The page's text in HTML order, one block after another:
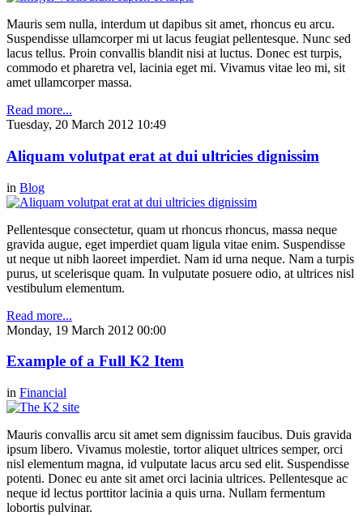
Mauris sem nulla, interdum ut dapibus sit amet, rhoncus eu arcu.
Suspendisse ullamcorper mi ut lacus feugiat pellentesque. Nunc sed
lacus tellus. Proin convallis blandit nisi at luctus. Donec est turpis,
commodo et pharetra vel, lacinia eget mi. Vivamus vitae leo mi, sit
amet ullamcorper massa.
Read more...
Tuesday, 20 March 2012 10:49
Aliquam volutpat erat at dui ultricies dignissim
in Blog
Pellentesque consectetur, quam ut rhoncus rhoncus, massa neque
gravida augue, eget imperdiet quam ligula vitae enim. Suspendisse
ut neque ut nibh laoreet imperdiet. Nam id urna neque. Nam a turpis
purus, ut scelerisque quam. In vulputate posuere odio, at ultrices nisl
vestibulum elementum.
Read more...
Monday, 19 March 2012 00:00
Example of a Full K2 Item
in Financial
Mauris convallis arcu sit amet sem dignissim faucibus. Duis gravida
ipsum libero. Vivamus molestie, tortor aliquet ultrices semper, orci
nisl elementum magna, id vulputate lacus arcu sed elit. Suspendisse
potenti. Donec eu ante sit amet orci lacinia ultrices. Pellentesque ac
neque id lectus porttitor lacinia a quis urna. Nullam fermentum
lobortis pulvinar.